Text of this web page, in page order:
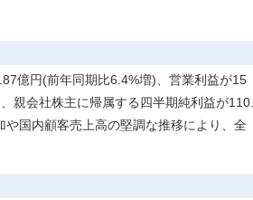
億円(前年同期比6.4%増)、営業利益が15
親会社株主に帰属する四半期純利益が110.
国内顧客売上高の堅調な推移により、全